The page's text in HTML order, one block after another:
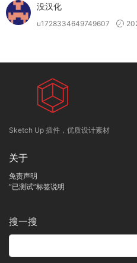
没汉化
u1728334649749607
Sketch Up 插件，优质设计素材
关于
免责声明
“已测试”标签说明
搜一搜